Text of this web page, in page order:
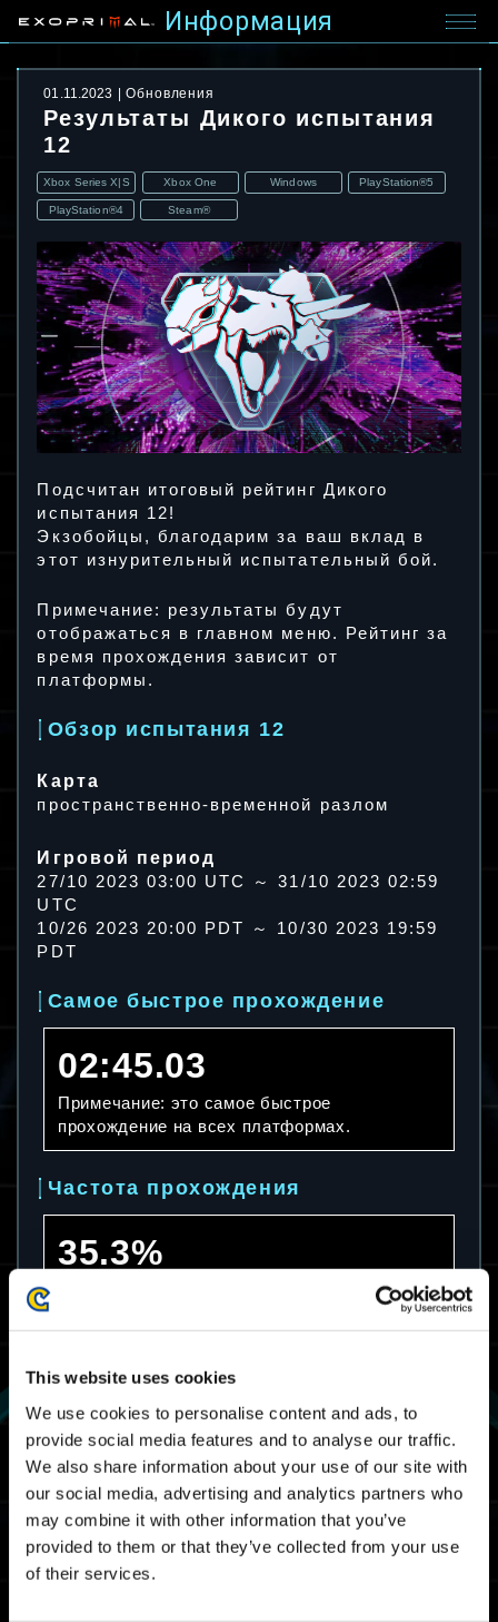
This website uses cookies
We use cookies to personalise content and ads, to
provide social media features and to analyse our traffic.
We also share information about your use of our site with
our social media, advertising and analytics partners who
may combine it with other information that you’ve
provided to them or that they’ve collected from your use
of their services.
Информация
01.11.2023 Обновления
Результаты Дикого испытания
12
Xbox Series X|S Xbox One Windows PlayStation®5
PlayStation®4 Steam®
Подсчитан итоговый рейтинг Дикого
испытания 12!
Экзобойцы, благодарим за ваш вклад в
этот изнурительный испытательный бой.
Примечание: результаты будут
отображаться в главном меню. Рейтинг за
время прохождения зависит от
платформы.
Обзор испытания 12
Карта
пространственно-временной разлом
Игровой период
27/10 2023 03:00 UTC ～ 31/10 2023 02:59
UTC
10/26 2023 20:00 PDT ～ 10/30 2023 19:59
PDT
Самое быстрое прохождение
02:45.03
Примечание: это самое быстрое
прохождение на всех платформах.
Частота прохождения
35.3%
Примечание: это частота прохождения на
Среднее время прохождения
06:56.01
Примечание: это среднее время
прохождения на всех платформах.
Время достижения рейтинга
мастера